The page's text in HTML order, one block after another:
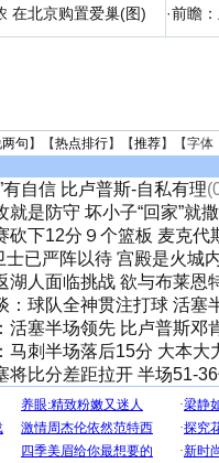
在北京购置爱巢(图)
·前瞻
句 】【热点排行】【推荐】【字体
有自信 比卢普斯-自私有理
就是防守 坏小子“回家”就
砍下12分９个篮板 麦克代
士已严阵以待 宫殿是火城
湖人面临挑战 欲与布莱恩
：球队全神贯注打球 活塞
活塞半场领先 比卢普斯邓
马刺半场落后15分 大本大
将比分差距拉开 半场51-